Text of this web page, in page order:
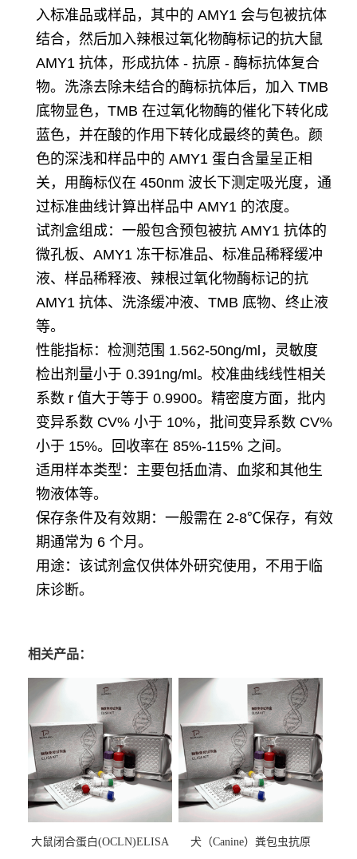
入标准品或样品，其中的 AMY1 会与包被抗体
结合，然后加入辣根过氧化物酶标记的抗大鼠
AMY1 抗体，形成抗体 - 抗原 - 酶标抗体复合
物。洗涤去除未结合的酶标抗体后，加入 TMB
底物显色，TMB 在过氧化物酶的催化下转化成
蓝色，并在酸的作用下转化成最终的黄色。颜
色的深浅和样品中的 AMY1 蛋白含量呈正相
关，用酶标仪在 450nm 波长下测定吸光度，通
过标准曲线计算出样品中 AMY1 的浓度。
试剂盒组成：一般包含预包被抗 AMY1 抗体的
微孔板、AMY1 冻干标准品、标准品稀释缓冲
液、样品稀释液、辣根过氧化物酶标记的抗
AMY1 抗体、洗涤缓冲液、TMB 底物、终止液
等。
性能指标：检测范围 1.562-50ng/ml，灵敏度
检出剂量小于 0.391ng/ml。校准曲线线性相关
系数 r 值大于等于 0.9900。精密度方面，批内
变异系数 CV% 小于 10%，批间变异系数 CV%
小于 15%。回收率在 85%-115% 之间。
适用样本类型：主要包括血清、血浆和其他生
物液体等。
保存条件及有效期：一般需在 2-8℃保存，有效
期通常为 6 个月。
用途：该试剂盒仅供体外研究使用，不用于临
床诊断。
相关产品：
大鼠闭合蛋白(OCLN)ELISA
犬（Canine）粪包虫抗原